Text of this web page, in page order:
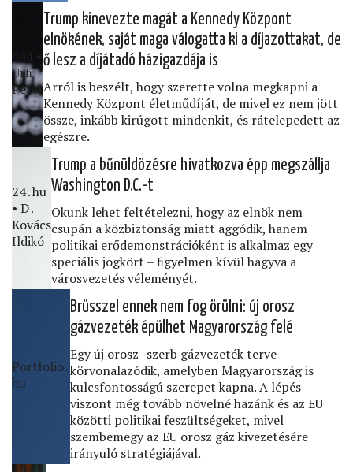
Urﬁ
Péter
Trump kinevezte magát a Kennedy Központ
elnökének, saját maga válogatta ki a díjazottakat, de
ő lesz a díjátadó házigazdája is
Arról is beszélt, hogy szerette volna megkapni a
Kennedy Központ életműdíját, de mivel ez nem jött
össze, inkább kirúgott mindenkit, és rátelepedett az
egészre.
24․hu
• D․
Kovács
Ildikó
Trump a bűnüldözésre hivatkozva épp megszállja
Washington D.C.-t
Okunk lehet feltételezni, hogy az elnök nem
csupán a közbiztonság miatt aggódik, hanem
politikai erődemonstrációként is alkalmaz egy
speciális jogkört – ﬁgyelmen kívül hagyva a
városvezetés véleményét.
Portfolio․
hu
Brüsszel ennek nem fog örülni: új orosz
gázvezeték épülhet Magyarország felé
Egy új orosz–szerb gázvezeték terve
körvonalazódik, amelyben Magyarország is
kulcsfontosságú szerepet kapna. A lépés
viszont még tovább növelné hazánk és az EU
közötti politikai feszültségeket, mivel
szembemegy az EU orosz gáz kivezetésére
irányuló stratégiájával.